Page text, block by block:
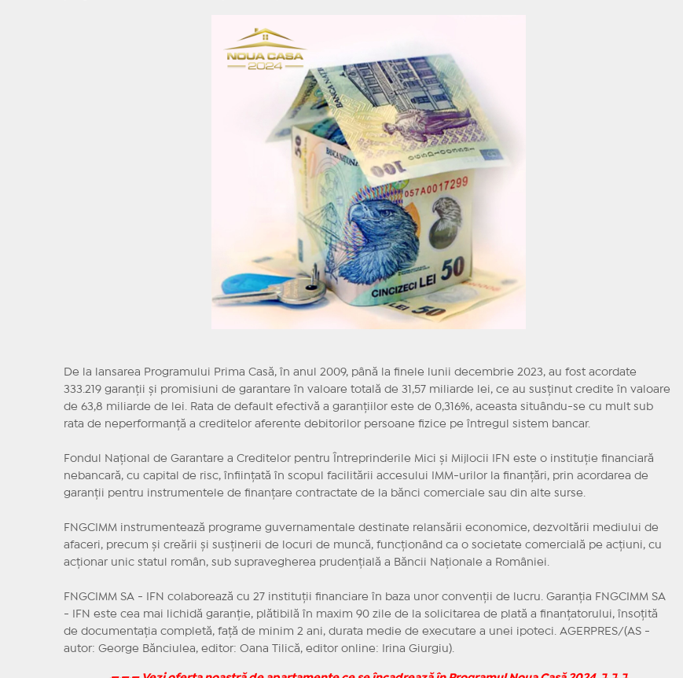
De la lansarea Programului Prima Casă, în anul 2009, până la finele lunii decembrie 2023, au fost acordate
333.219 garanţii şi promisiuni de garantare în valoare totală de 31,57 miliarde lei, ce au susţinut credite în valoare
de 63,8 miliarde de lei. Rata de default efectivă a garanţiilor este de 0,316%, aceasta situându-se cu mult sub
rata de neperformanţă a creditelor aferente debitorilor persoane fizice pe întregul sistem bancar.
Fondul Naţional de Garantare a Creditelor pentru Întreprinderile Mici şi Mijlocii IFN este o instituţie financiară
nebancară, cu capital de risc, înfiinţată în scopul facilitării accesului IMM-urilor la finanţări, prin acordarea de
garanţii pentru instrumentele de finanţare contractate de la bănci comerciale sau din alte surse.
FNGCIMM instrumentează programe guvernamentale destinate relansării economice, dezvoltării mediului de
afaceri, precum şi creării şi susţinerii de locuri de muncă, funcţionând ca o societate comercială pe acţiuni, cu
acţionar unic statul român, sub supravegherea prudenţială a Băncii Naţionale a României.
FNGCIMM SA - IFN colaborează cu 27 instituţii financiare în baza unor convenţii de lucru. Garanţia FNGCIMM SA
- IFN este cea mai lichidă garanţie, plătibilă în maxim 90 zile de la solicitarea de plată a finanţatorului, însoţită
de documentaţia completă, faţă de minim 2 ani, durata medie de executare a unei ipoteci. AGERPRES/(AS -
autor: George Bănciulea, editor: Oana Tilică, editor online: Irina Giurgiu).